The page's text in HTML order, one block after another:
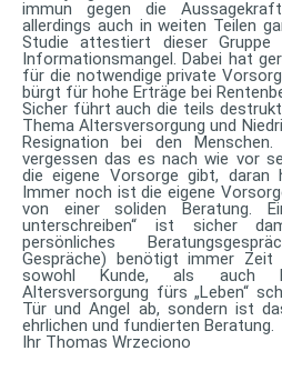
immun gegen die
allerdings auch in weiten Teilen
Studie attestiert dieser Gruppe
Informationsmangel. Dabei hat
für die notwendige private
bürgt für hohe Erträge bei
Sicher führt auch die teils
Thema Altersversorgung und
Resignation bei den
vergessen das es nach wie vor
die eigene Vorsorge gibt, daran
Immer noch ist die eigene
von einer soliden Beratung.
unterschreiben“ ist sicher
persönliches
Gespräche) benötigt immer
sowohl Kunde, als auch
Altersversorgung fürs „Leben“
Tür und Angel ab, sondern ist
ehrlichen und fundierten Beratung.
Ihr Thomas Wrzeciono